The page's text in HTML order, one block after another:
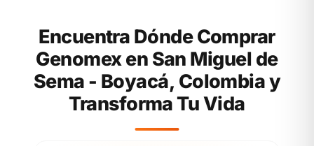
Encuentra Dónde Comprar
Genomex en San Miguel de
Sema - Boyacá, Colombia y
Transforma Tu Vida